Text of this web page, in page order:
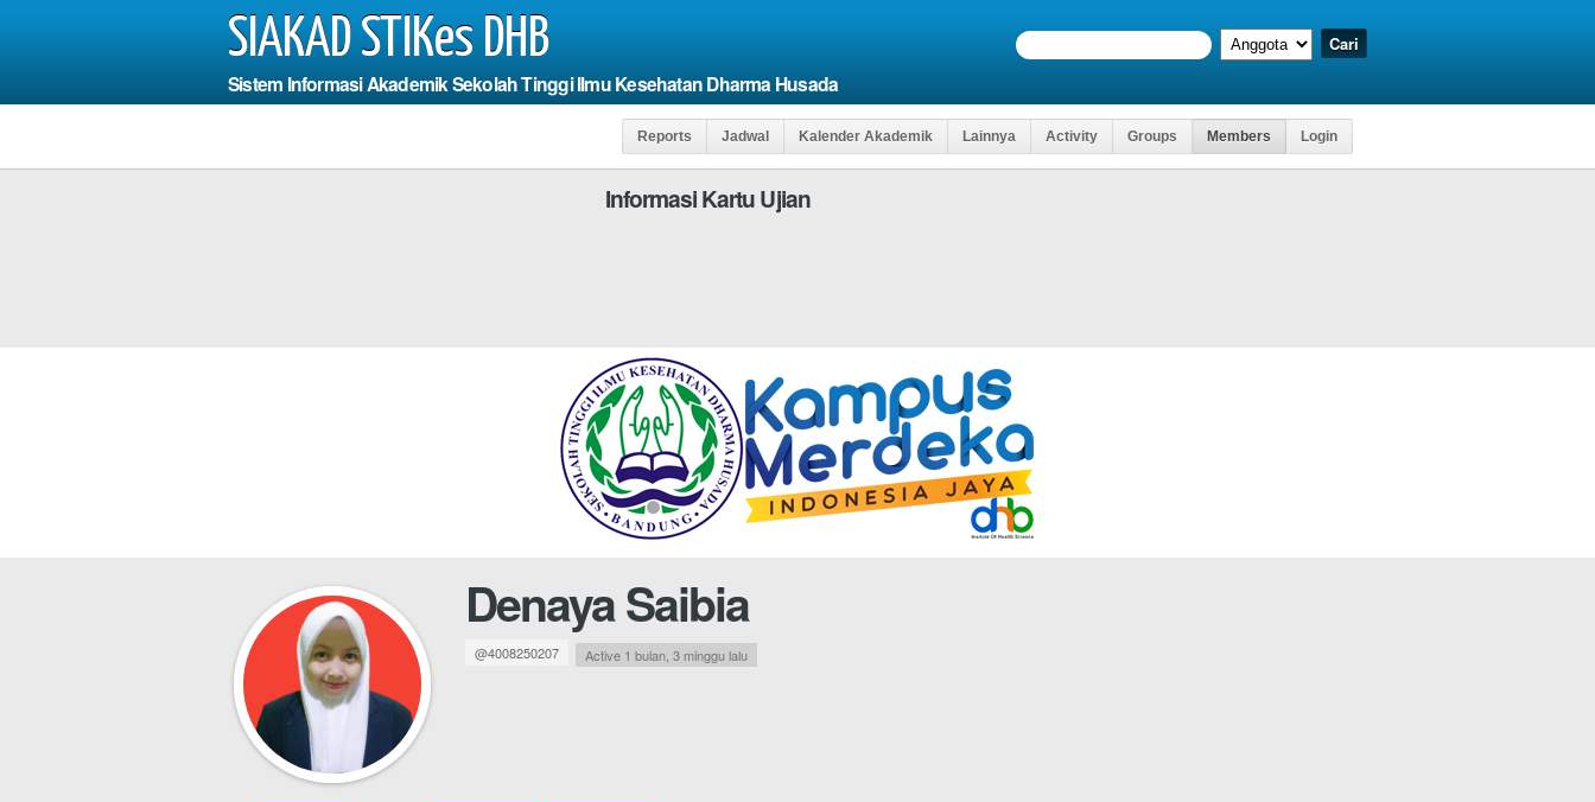
SIAKAD STIKes DHB
Sistem Informasi Akademik Sekolah Tinggi Ilmu Kesehatan Dharma Husada
Reports Jadwal Kalender Akademik Lainnya Activity Groups Members Login
Informasi Kartu Ujian
Denaya Saibia
@4008250207 Active 1 bulan, 3 minggu lalu